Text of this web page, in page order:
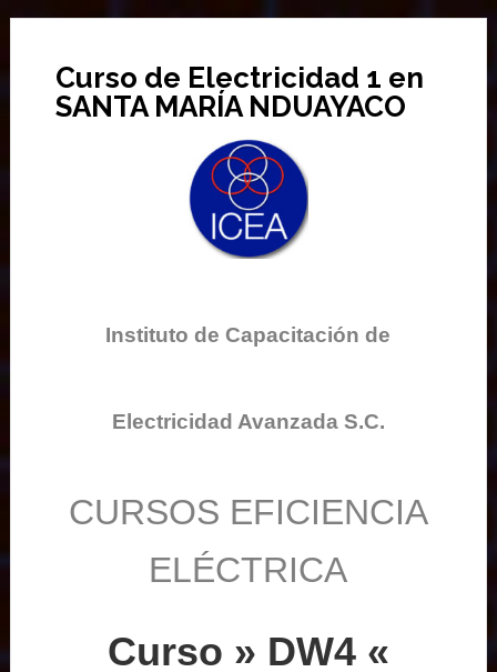
Curso de Electricidad 1 en
SANTA MARÍA NDUAYACO
Instituto de Capacitación de
Electricidad Avanzada S.C.
CURSOS EFICIENCIA
ELÉCTRICA
Curso » DW4 «